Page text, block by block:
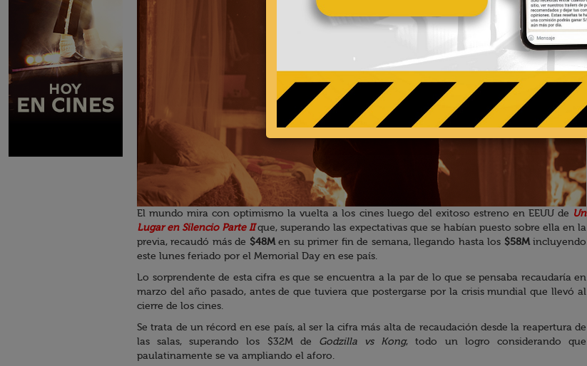
El mundo mira con optimismo la vuelta a los cines luego del exitoso estreno en EEUU de Un
Lugar en Silencio Parte II que, superando las expectativas que se habían puesto sobre ella en la
previa, recaudó más de $48Men su primer fin de semana, llegando hasta los $58Mincluyendo
este lunes feriado por el Memorial Day en ese país.
Lo sorprendente de esta cifra es que se encuentra a la par de lo que se pensaba recaudaría en
marzo del año pasado, antes de que tuviera que postergarse por la crisis mundial que llevó al
cierre de los cines.
Se trata de un récord en ese país, al ser la cifra más alta de recaudación desde la reapertura de
las salas, superando los $32M de Godzilla vs Kong, todo un logro considerando que
paulatinamente se va ampliando el aforo.